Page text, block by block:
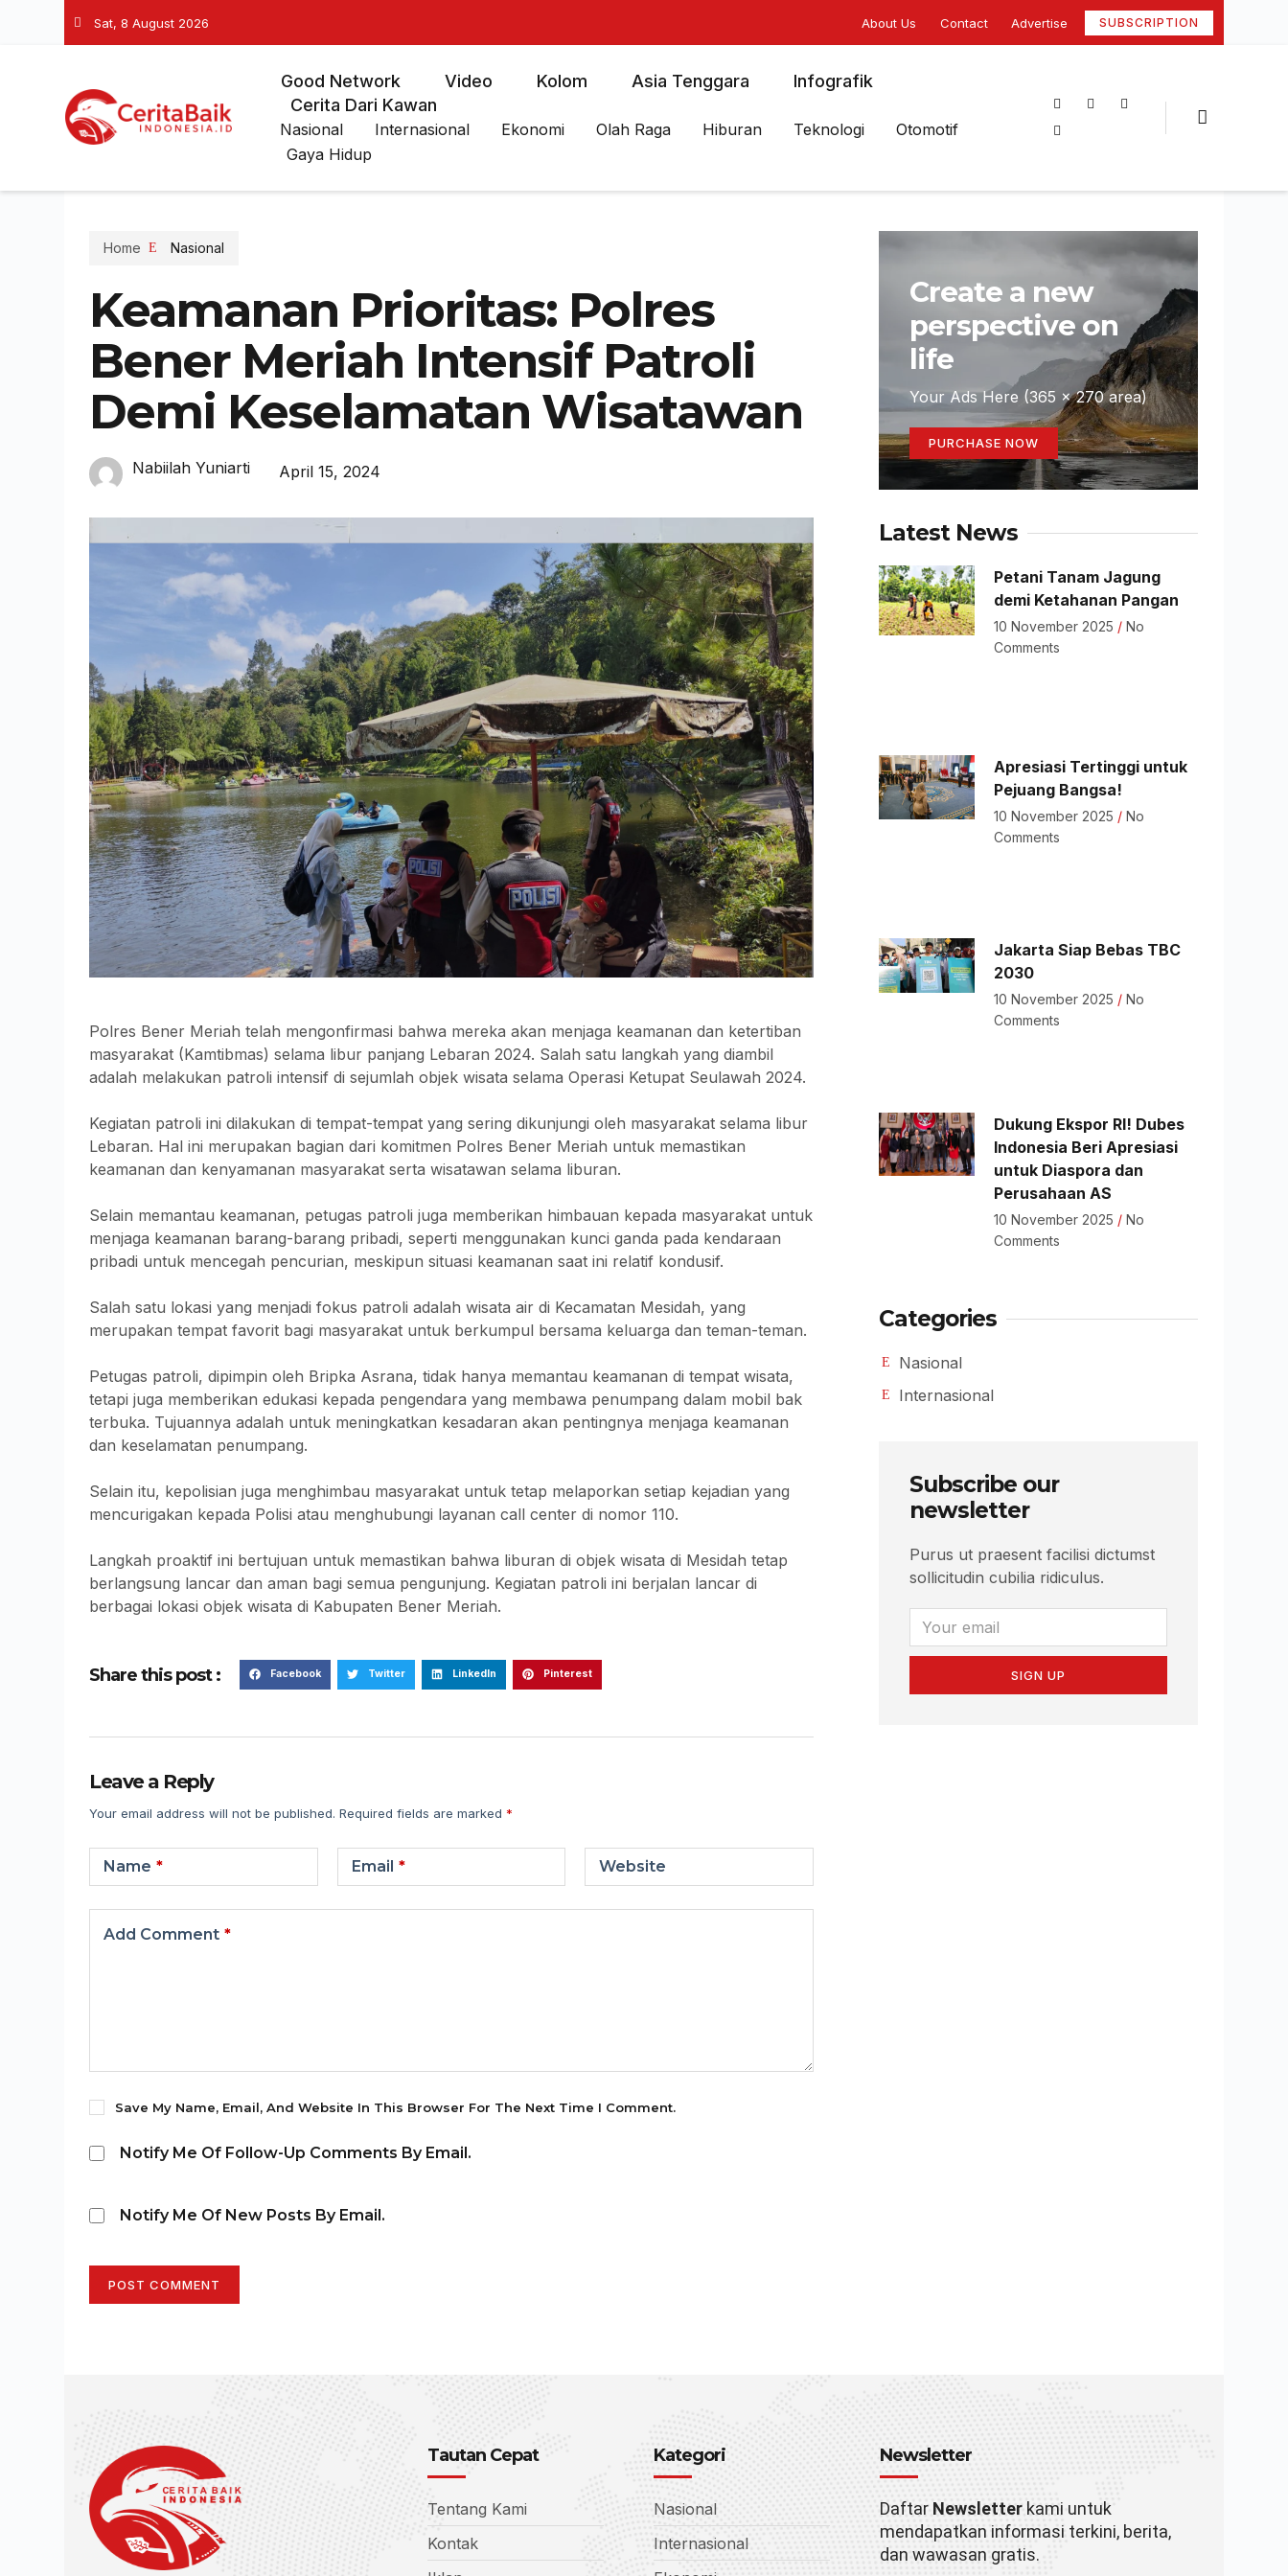
Sat, 8 August 2026 About Us Contact Advertise SUBSCRIPTION
Good Network Video Kolom Asia Tenggara
Infografik
Cerita Dari Kawan
Nasional Internasional Ekonomi Olah Raga Hiburan Teknologi
Otomotif
Gaya Hidup
Home Nasional
Keamanan Prioritas: Polres
Bener Meriah Intensif Patroli
Demi Keselamatan Wisatawan
Nabiilah Yuniarti April 15, 2024
Polres Bener Meriah telah mengonfirmasi bahwa mereka akan menjaga keamanan dan ketertiban
masyarakat (Kamtibmas) selama libur panjang Lebaran 2024. Salah satu langkah yang diambil
adalah melakukan patroli intensif di sejumlah objek wisata selama Operasi Ketupat Seulawah 2024.
Kegiatan patroli ini dilakukan di tempat-tempat yang sering dikunjungi oleh masyarakat selama libur
Lebaran. Hal ini merupakan bagian dari komitmen Polres Bener Meriah untuk memastikan
keamanan dan kenyamanan masyarakat serta wisatawan selama liburan.
Selain memantau keamanan, petugas patroli juga memberikan himbauan kepada masyarakat untuk
menjaga keamanan barang-barang pribadi, seperti menggunakan kunci ganda pada kendaraan
pribadi untuk mencegah pencurian, meskipun situasi keamanan saat ini relatif kondusif.
Salah satu lokasi yang menjadi fokus patroli adalah wisata air di Kecamatan Mesidah, yang
merupakan tempat favorit bagi masyarakat untuk berkumpul bersama keluarga dan teman-teman.
Petugas patroli, dipimpin oleh Bripka Asrana, tidak hanya memantau keamanan di tempat wisata,
tetapi juga memberikan edukasi kepada pengendara yang membawa penumpang dalam mobil bak
terbuka. Tujuannya adalah untuk meningkatkan kesadaran akan pentingnya menjaga keamanan
dan keselamatan penumpang.
Selain itu, kepolisian juga menghimbau masyarakat untuk tetap melaporkan setiap kejadian yang
mencurigakan kepada Polisi atau menghubungi layanan call center di nomor 110.
Langkah proaktif ini bertujuan untuk memastikan bahwa liburan di objek wisata di Mesidah tetap
berlangsung lancar dan aman bagi semua pengunjung. Kegiatan patroli ini berjalan lancar di
berbagai lokasi objek wisata di Kabupaten Bener Meriah.
Share this post : Facebook Twitter LinkedIn Pinterest
Leave a Reply
Your email address will not be published. Required fields are marked *
Name * Email * Website
Add Comment *
Save My Name, Email, And Website In This Browser For The Next Time I Comment.
Notify Me Of Follow-Up Comments By Email.
Notify Me Of New Posts By Email.
POST COMMENT
Create a new
perspective on
life
Your Ads Here (365 x 270 area)
PURCHASE NOW
Latest News
Petani Tanam Jagung
demi Ketahanan Pangan
10 November 2025
No
Comments
Apresiasi Tertinggi untuk
Pejuang Bangsa!
10 November 2025
No
Comments
Jakarta Siap Bebas TBC
2030
10 November 2025
No
Comments
Dukung Ekspor RI! Dubes
Indonesia Beri Apresiasi
untuk Diaspora dan
Perusahaan AS
10 November 2025
No
Comments
Categories
Nasional
Internasional
Subscribe our
newsletter
Purus ut praesent facilisi dictumst
sollicitudin cubilia ridiculus.
SIGN UP
Tautan Cepat
Tentang Kami
Kontak
Kategori
Nasional
Internasional
Newsletter
Daftar Newsletterkami untuk
mendapatkan informasi terkini, berita,
dan wawasan gratis.